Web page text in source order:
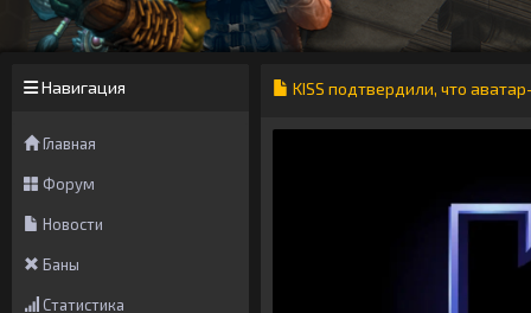
Навигация
Главная
Форум
Новости
Баны
Статистика
KISS подтвердили, что